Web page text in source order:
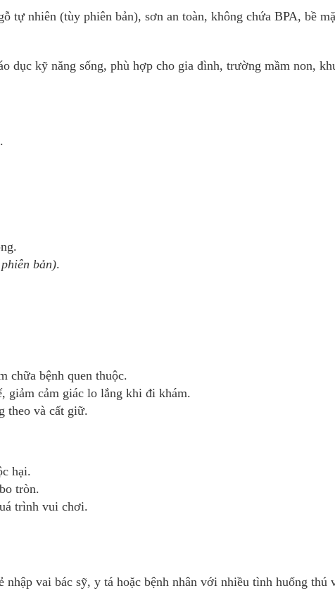
tự nhiên (tùy phiên bản), sơn an toàn, không chứa BPA, bề
dục kỹ năng sống, phù hợp cho gia đình, trường mầm non,
bản).
chữa bệnh quen thuộc.
giảm cảm giác lo lắng khi đi khám.
theo và cất giữ.
hại.
tròn.
trình vui chơi.
nhập vai bác sỹ, y tá hoặc bệnh nhân với nhiều tình huống thú